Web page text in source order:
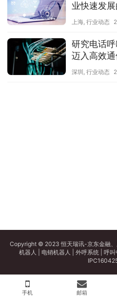
业快速发
上海, 行业动态
研究电话
迈入高效
深圳 , 行业动态
Copyright © 2023 恒天瑞讯-京东金融、
机器人
电销机器人 外呼系统 呼叫
手机 邮箱